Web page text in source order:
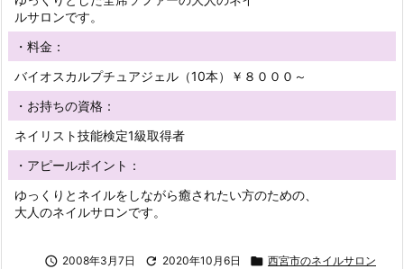
ルサロンです。
・料金：
バイオスカルプチュアジェル（10本）￥８０００～
・お持ちの資格：
ネイリスト技能検定1級取得者
・アピールポイント：
ゆっくりとネイルをしながら癒されたい方のための、
大人のネイルサロンです。
 2008年3月7日  2020年10月6日  西宮市のネイルサロン